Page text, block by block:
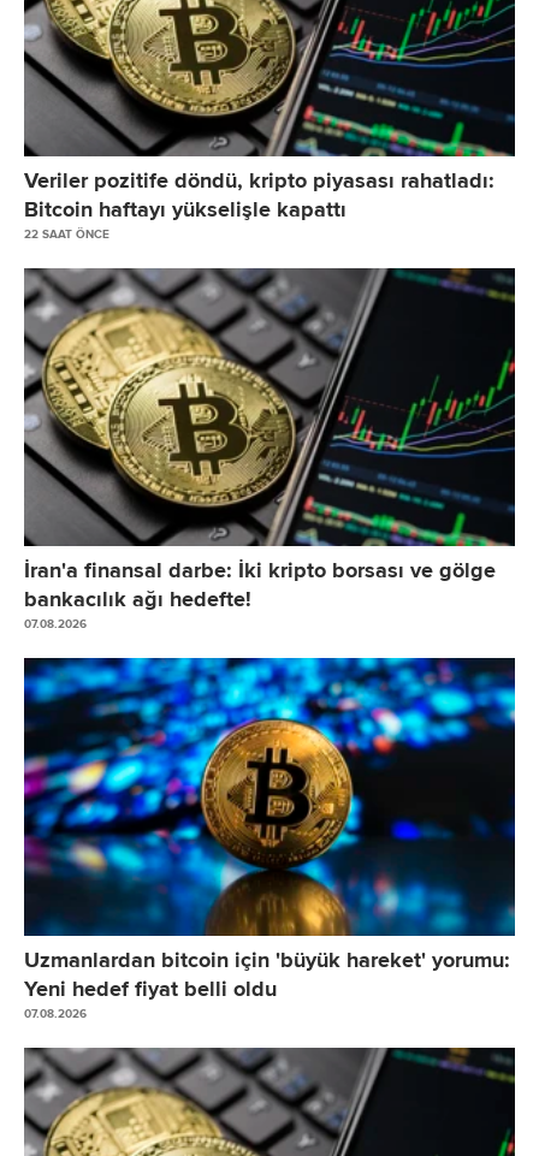
Veriler pozitife döndü, kripto piyasası rahatladı:
Bitcoin haftayı yükselişle kapattı
22 SAAT ÖNCE
İran'a finansal darbe: İki kripto borsası ve gölge
bankacılık ağı hedefte!
07.08.2026
Uzmanlardan bitcoin için 'büyük hareket' yorumu:
Yeni hedef fiyat belli oldu
07.08.2026